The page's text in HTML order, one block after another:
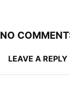
NO
LEAVE A REPLY